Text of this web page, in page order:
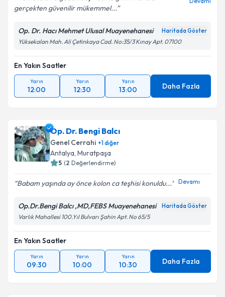
Kişisel verilerimin işlenmesine ilişkin
kapsamda işlenmesini kabul ediyorum.
Takvim Talebini Gönder
gerçekten güvenilir mükemmel...
Op. Dr. Hacı Mehmet Ulusal Muayenehanesi Haritada Göster
Yüksekalan Mah. Ali Çetinkaya Cad. No:35/3 Kınay Apt. 07100
En Yakın Saatler
Yarın
12:00
Yarın
12:30
Yarın
13:00 Daha Fazla
Op. Dr. Bengi Balcı
Genel Cerrahi +1diğer
Antalya, Muratpaşa
5 (2 Değerlendirme)
Babam yaşında ay önce kolon ca teşhisi konuldu... Devamı
Op.Dr.Bengi Balcı ,MD,FEBS Muayenehanesi Haritada Göster
Varlık Mahallesi 100.Yıl Bulvarı Şahin Apt. No 65/5
En Yakın Saatler
Yarın
09:30
Yarın
10:00
Yarın
10:30 Daha Fazla